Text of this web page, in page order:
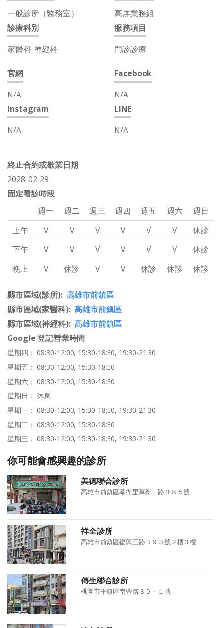
一般診所（醫務室）
高屏業務組
診療科別
家醫科 神經科
服務項目
門診診療
官網
N/A
Facebook
N/A
Instagram
N/A
LINE
N/A
終止合約或歇業日期
2028-02-29
固定看診時段
週一
週二 週三 週四 週五 週六
週日
上午
V V V V V V
休診
下午
V V V V V V
休診
晚上
V 休診 V V 休診 休診 休診
縣市區域(診所) 高雄市前鎮區
縣市區域(家醫科) 高雄市前鎮區
縣市區域(神經科) 高雄市前鎮區
Google 登記營業時間
星期四： 08:30-12:00, 15:30-18:30, 19:30-21:30
星期五： 08:30-12:00, 15:30-18:30
星期六： 08:30-12:00, 15:30-18:30
星期日： 休息
星期一： 08:30-12:00, 15:30-18:30, 19:30-21:30
星期二： 08:30-12:00, 15:30-18:30
星期三： 08:30-12:00, 15:30-18:30, 19:30-21:30
你可能會感興趣的診所
美德聯合診所
高雄市前鎮區草衙里草衙二路３８５號
祥全診所
高雄市前鎮區復興三路３９３號２樓３樓
傳生聯合診所
桃園市平鎮區南豊路３０－１號